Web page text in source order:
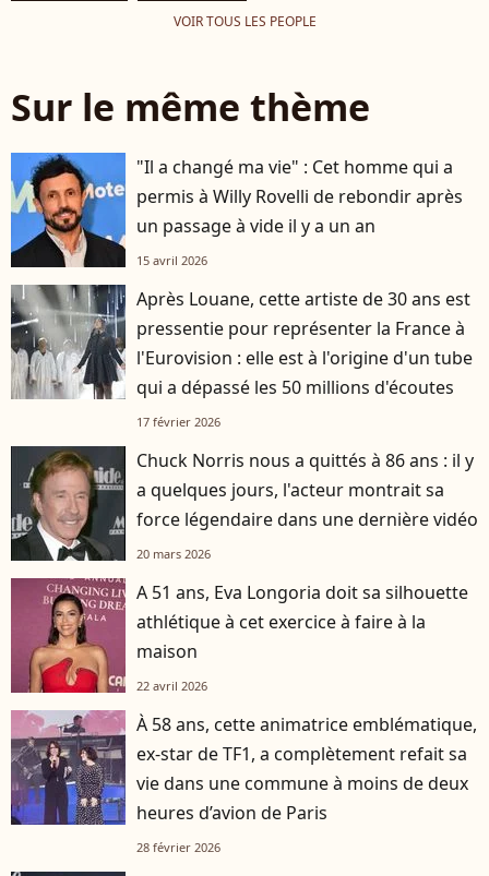
VOIR TOUS LES PEOPLE
Sur le même thème
"Il a changé ma vie" : Cet homme qui a
permis à Willy Rovelli de rebondir après
un passage à vide il y a un an
15 avril 2026
Après Louane, cette artiste de 30 ans est
pressentie pour représenter la France à
l'Eurovision : elle est à l'origine d'un tube
qui a dépassé les 50 millions d'écoutes
17 février 2026
Chuck Norris nous a quittés à 86 ans : il y
a quelques jours, l'acteur montrait sa
force légendaire dans une dernière vidéo
20 mars 2026
A 51 ans, Eva Longoria doit sa silhouette
athlétique à cet exercice à faire à la
maison
22 avril 2026
À 58 ans, cette animatrice emblématique,
ex-star de TF1, a complètement refait sa
vie dans une commune à moins de deux
heures d’avion de Paris
28 février 2026